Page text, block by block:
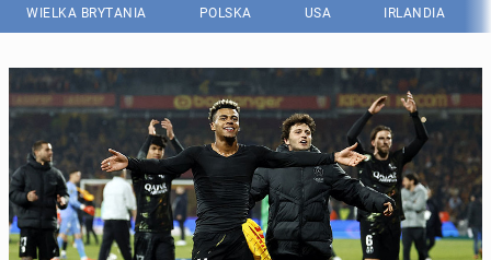
WIELKA BRYTANIA POLSKA USA IRLANDIA